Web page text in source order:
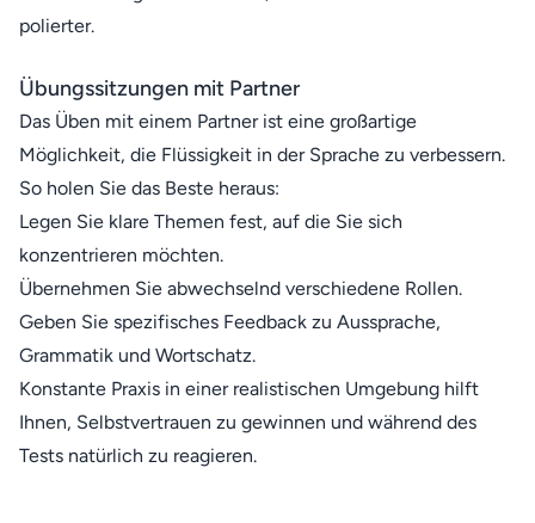
polierter.
Übungssitzungen mit Partner
Das Üben mit einem Partner ist eine großartige
Möglichkeit, die Flüssigkeit in der Sprache zu verbessern.
So holen Sie das Beste heraus:
Legen Sie klare Themen fest, auf die Sie sich
konzentrieren möchten.
Übernehmen Sie abwechselnd verschiedene Rollen.
Geben Sie spezifisches Feedback zu Aussprache,
Grammatik und Wortschatz.
Konstante Praxis in einer realistischen Umgebung hilft
Ihnen, Selbstvertrauen zu gewinnen und während des
Tests natürlich zu reagieren.